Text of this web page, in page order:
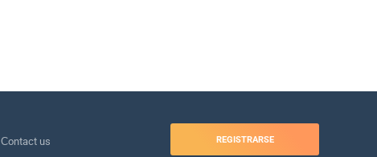
Сontact us REGISTRARSE